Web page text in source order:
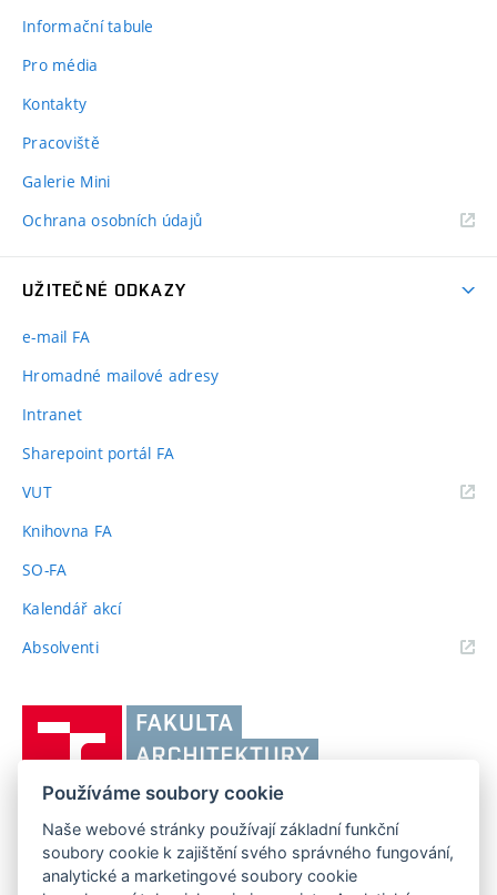
Informační tabule
Pro média
Kontakty
Pracoviště
Galerie Mini
Ochrana osobních údajů
UŽITEČNÉ ODKAZY
e-mail FA
Hromadné mailové adresy
Intranet
Sharepoint portál FA
VUT(externí
Knihovna FA
SO-FA
Kalendář akcí
Absolventi(externí
Brně,
Fakulta
architektury
FAKULTA ARCHITEKTURY VUT V BRNĚ
Poříčí 273/5, 639 00 Brno
www.fa.vutbr.cz
Používáme soubory cookie
Naše webové stránky používají základní funkční
soubory cookie k zajištění svého správného fungování,
analytické a marketingové soubory cookie